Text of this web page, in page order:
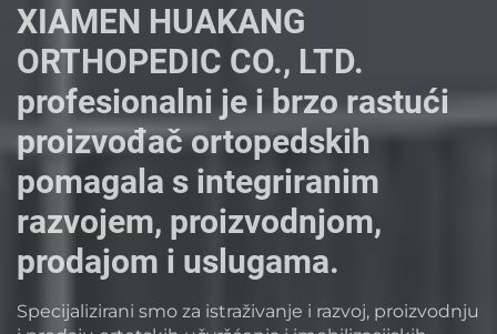
XIAMEN HUAKANG
ORTHOPEDIC CO., LTD.
profesionalni je i brzo rastući
proizvođač ortopedskih
pomagala s integriranim
razvojem, proizvodnjom,
prodajom i uslugama.
Specijalizirani smo za istraživanje i razvoj, proizvodnju